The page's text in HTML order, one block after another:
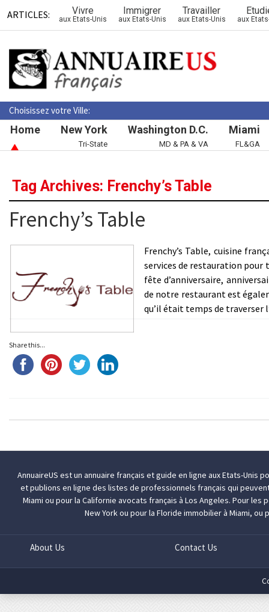
ARTICLES: Vivre
aux Etats-Unis
Immigrer
aux Etats-Unis
Travailler
aux Etats-Unis aux
Choisissez votre Ville:
Home New York
Tri-State
Washington D.C.
MD & PA & VA
Miami
FL&GA
Tag Archives: Frenchy’s Table
Frenchy’s Table
Frenchy’s Table, cuisine
services de restauration pour
fête d’anniversaire,
de notre restaurant est
qu’il était temps de traverser
Share this...
AnnuaireUS est un annuaire français et guide en ligne aux Etats-Unis
et publions en ligne des listes de professionnels français qui
Miami ou pour la Californieavocats français à Los Angeles. Pour les
New Yorkou pour la Florideimmobilier à Miami, ou
About Us Contact Us